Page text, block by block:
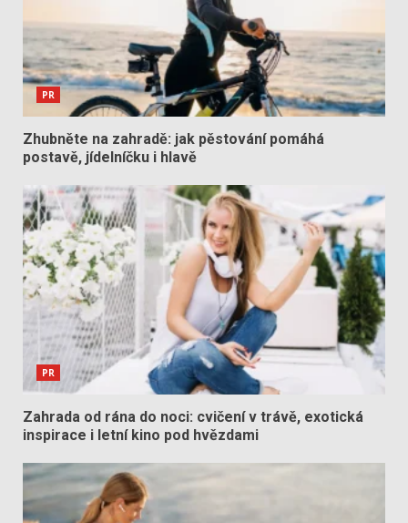
PR
Zhubněte na zahradě: jak pěstování pomáhá
postavě, jídelníčku i hlavě
PR
Zahrada od rána do noci: cvičení v trávě, exotická
inspirace i letní kino pod hvězdami